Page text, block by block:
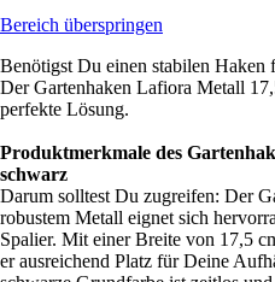
Bereich überspringen
Benötigst Du einen stabilen Haken
Der Gartenhaken Lafiora Metall
perfekte Lösung.
Produktmerkmale des
schwarz
Darum solltest Du zugreifen: Der
robustem Metall eignet sich
Spalier. Mit einer Breite von 17,5
er ausreichend Platz für Deine